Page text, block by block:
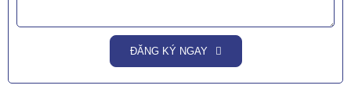
ĐĂNG KÝ NGAY